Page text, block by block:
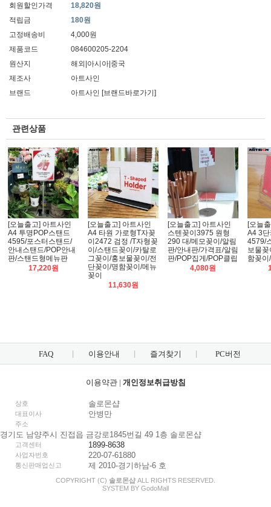
회원할인가격
18,820원
적립금
180원
고정배송비
4,000원
제품코드
084600205-2204
원산지
해외|아시아|중국
제조사
아트사인
브랜드
아트사인 [브랜드바로가기]
관련상품
[오늘출고] 아트사인
A4 투명POP스탠드
4595/포스터스탠드/
안내스탠드/POP안내
판/스탠드형메뉴판
17,220원
[오늘출고] 아트사인
A4 타원 가로형T자꽂
이2472 검정 /T자형꽂
이/스탠드꽂이/카탈로
그꽂이/홍보물꽂이/전
단꽂이/명함꽂이/메뉴
꽂이
11,630원
[오늘출고] 아트사인
스텐꽂이3975 원형
290 대/메모꽂이/알림
판/안내판/가격표/알림
판/POP집게/POP클립
4,080원
[오늘
A4 3
4579/
보물
함꽂
FAQ 이용안내 즐겨찾기 PC버전
이용약관| 개인정보취급방침
상호 솔로몬샵
대표이사 안병만
주소
경기도 남양주시 진접읍 금강로1845번길 49 1층 솔로몬샵
고객센터 1899-8638
사업자번호 220-07-61880
통신판매업신고 제 2010-경기하남-6 호
COPYRIGHT (C) 솔로몬샵 ALL RIGHTS RESERVED.
SYSTEM BY GodoMall